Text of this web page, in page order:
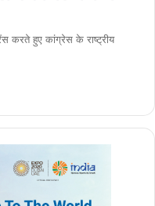
करते हुए कांग्रेस के राष्ट्रीय